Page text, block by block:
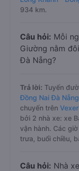
934 km.
Câu hỏi: Mỗi
Giường nằm
Đà Nẵng?
Trả lời: Tuyến
Đồng Nai Đà Nẵng
chuyến trên
bởi 2 nhà xe: xe
vận hành. Các
trưa, buổi chiều,
Câu hỏi: Nhà